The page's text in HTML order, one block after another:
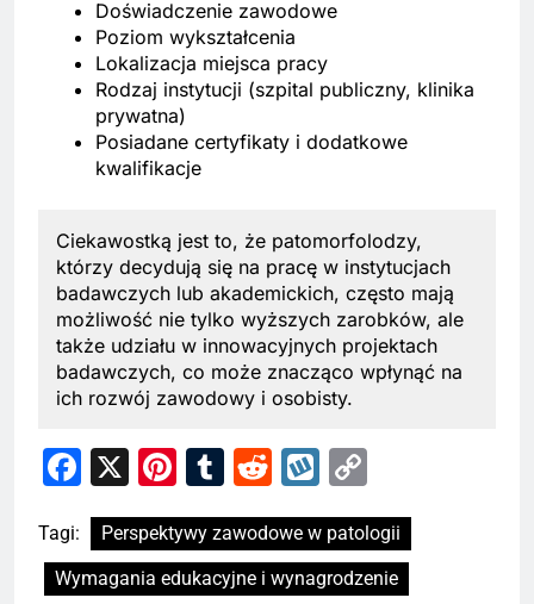
Doświadczenie zawodowe
Poziom wykształcenia
Lokalizacja miejsca pracy
Rodzaj instytucji (szpital publiczny, klinika
prywatna)
Posiadane certyfikaty i dodatkowe
kwalifikacje
Ciekawostką jest to, że patomorfolodzy,
którzy decydują się na pracę w instytucjach
badawczych lub akademickich, często mają
możliwość nie tylko wyższych zarobków, ale
także udziału w innowacyjnych projektach
badawczych, co może znacząco wpłynąć na
ich rozwój zawodowy i osobisty.
Facebook
X Pinterest
Tumblr
RedditWykop
Link
Tagi:
Perspektywy zawodowe w patologii
Wymagania edukacyjne i wynagrodzenie